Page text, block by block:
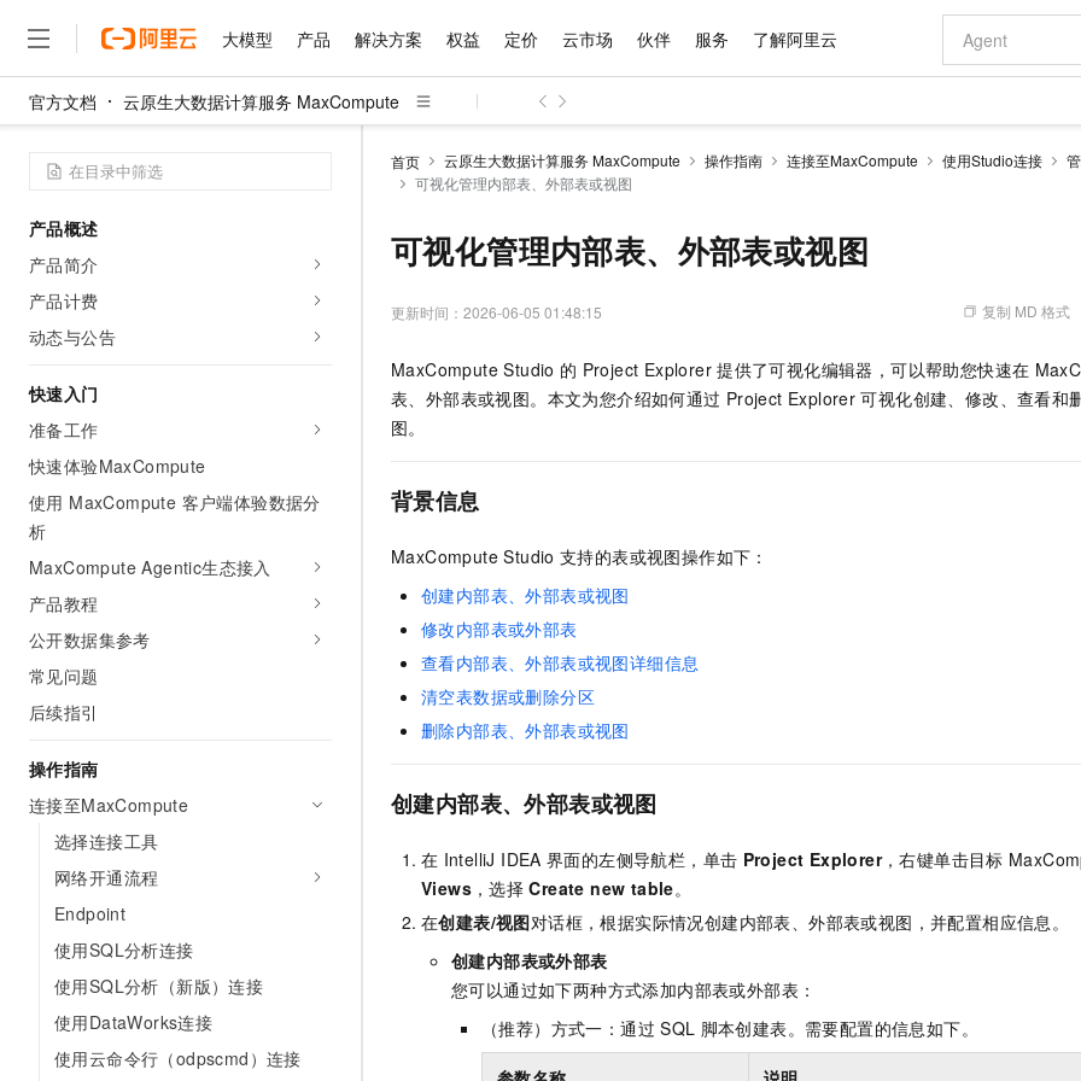
大模型 产品 解决方案 权益 定价 云市场 伙伴 服务 了解阿里云
官方文档 云原生大数据计算服务 MaxCompute
产品概述
产品简介
产品计费
动态与公告
快速入门
准备工作
快速体验MaxCompute
使用 MaxCompute 客户端体验数据分
析
MaxCompute Agentic生态接入
产品教程
公开数据集参考
常见问题
后续指引
操作指南
连接至MaxCompute
选择连接工具
网络开通流程
Endpoint
使用SQL分析连接
使用SQL分析（新版）连接
使用DataWorks连接
使用云命令行（odpscmd）连接
首页 云原生大数据计算服务 MaxCompute 操作指南 连接至MaxCompute 使用Studio连接
可视化管理内部表、外部表或视图
可视化管理内部表、外部表或视图
更新时间： 2026-06-05 01:48:15 复制 MD 格式
MaxCompute Studio 的 Project Explorer 提供了可视化编辑器，可以帮助您快速在
表、外部表或视图。本文为您介绍如何通过 Project Explorer 可视化创建、修改、查看和
图。
背景信息
MaxCompute Studio 支持的表或视图操作如下：
创建内部表、外部表或视图
修改内部表或外部表
查看内部表、外部表或视图详细信息
清空表数据或删除分区
删除内部表、外部表或视图
创建内部表、外部表或视图
在 IntelliJ IDEA 界面的左侧导航栏，单击 Project Explorer，右键单击目标
Views ，选择 Create new table。
在创建表/视图对话框，根据实际情况创建内部表、外部表或视图，并配置相应信息。
创建内部表或外部表
您可以通过如下两种方式添加内部表或外部表：
（推荐）方式一：通过 SQL 脚本创建表。需要配置的信息如下。
大模型
千问AI平台 大模型
大模型
文本生成
Qwen3.8-Max HOT
智能体时代全能旗舰模型
视觉 Coding、空间感知、多模态思考等全面升级
Kimi-K3 NEW
Kimi 最新旗舰模型，长程编程与推理利器
1M上下文，专为长程任务能力而生
图片和
让文字生成流
大模型服务
千问AI平台-Token Plan NEW
个人版上线、团队版降价；千问3.8-Max首发发尝鲜
在线体验全尺寸、多种模态的模型效果
新一代 AI 视频生成模型，深度适配广告营销等场景
人工智能平台 PAI
AI Native 的算法工程平台，一站式完成建模、训练、推理服务部署 云端极速 AI
大模型解决方案
快速部署 Dify，高效搭建 AI 应用 10分钟微调：让0.6B模型媲美235B模型
产品
精选产品
容器
存储
网络与CDN
安全
中间件
数据库
大数据计算
媒体服务
企业服务与云通信
终端用户计算
Serverless
迁移与运维管理
精选产品
大模型服务平台百炼 大模型
千问大模型 大模型
随时随地安全接入的云上超级电脑
云解析DNS
云原生大数据计算服务 MaxCompute
面向分析的企业级SaaS模式云数据仓库
对象存储 OSS
一站式AI开发、训练和推理服务
Qoder CN
面向真实软件
云原生数据
解决方案
精选解决方案
大数据
现代化应用
安全
网络
可观测
企业出海
政企业务
精选解决方案
睿译宝，AI翻译排版一步到位 NEW
GLM-5.2：长任务时代开源旗舰模型
自主进化，持久记忆，越用越聪明
快速拥有专属 OpenClaw
即刻拥有 DeepSeek-V4-Pro
从聊天伙伴进化为能主动干活的本地数字员工
Claude Code + GStack 打造工程团队 低代码高效
权益 普惠上云
普惠上云 官方力荐
官方推荐返现计划
高校专属算力普惠，学生认证享300元代金券
免费试用
解决方案免费试用 新老同享
最高领取价值200元试用点，立即开启云上创新
AI 产品 免费试用
1亿+ 大模型 tokens 和 30+ 款产品免费体验
140+云产品 免费试用
产品新客免费试用，最长12个月
大模型ACA认证体验
助力企业全员 AI 认知与能力提升
AI 特惠
阿里云 OPC 创新助力计划
Qwen3.8-Max 首发尝鲜，限时加量 10 倍，夜间低至2折
千问办公，限时限量积分加倍 NEW
Night Plan 支持 Qwen 3.8-Max
AI 场景体
图文、视频一
AI 建站
定价 产品定价
了解云产品的定价详情
云上成本管理
价格计算器
自助选配和估算价格
价格优势
配置报价
云市场 精选商城
网站建设
多端小程序
Salesforce 国际版订阅
友盟天域
观测云
Tuya 物联网平台阿里云版
电子合同
AI空中课堂在线直播课堂（旗舰版）
生态解决方案
行业生态解决方案
数据与 API
手机三要素
身份实名认证
OCR 文字识别
发票查验
企业应用
CRM
基础软件
Docker
JAVA
全能环境
定制小程序
APP 开发
伙伴 成为销售伙伴
分销伙伴
Salesforce On Alibaba Cloud
Consulting Partner 合作计划
成为产品伙伴
产品生态伙伴工作台
产品伙伴
数据库合作
云网络合作计
Salesforce
服务 售前咨询
在线服务
售后服务
自助服务
工单服务
短信专区
企业增值服务
企业增值服务台
服务实践
阿里云认证
官网公告
了解阿里云 为什么选择阿里云
什么是云计算
技术领先
稳定可靠
安全合规
分析师报告
研究报告与白皮书
云开发大赛
入门学习赛
最佳实践
云栖战略参考
看见新力量
金融模力时刻
市场活动
活动全景
魔搭